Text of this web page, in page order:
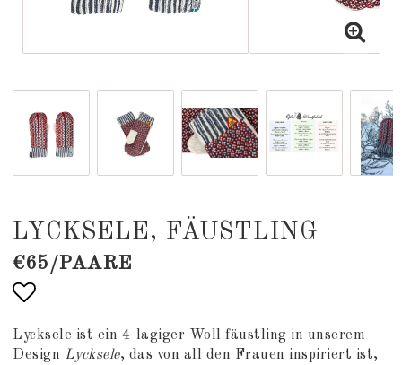
LYCKSELE, FÄUSTLING
€65/PAARE
Add to list of favorites
Lycksele ist ein 4-lagiger Woll fäustling in unserem
Design Lycksele, das von all den Frauen inspiriert ist,